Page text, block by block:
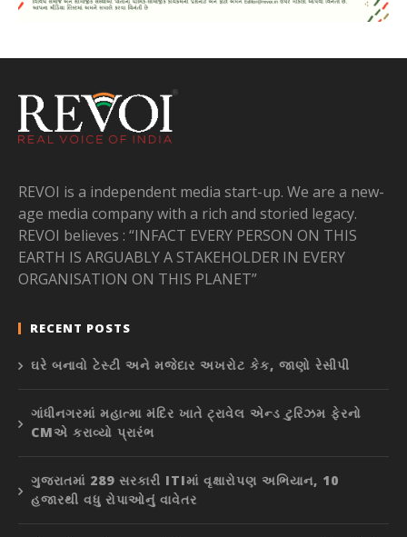
REVOI is a independent media start-up. We are a new-
age media company with a rich and storied legacy.
REVOI believes : “INFACT EVERY PERSON ON THIS
EARTH IS ARGUABLY A STAKEHOLDER IN EVERY
ORGANISATION ON THIS PLANET”
RECENT POSTS
ઘરે બનાવો ટેસ્ટી અને મજેદાર અખરોટ કેક, જાણો રેસીપી
ગાંધીનગરમાં મહાત્મા મંદિર ખાતે ટ્રાવેલ એન્ડ ટુરિઝમ ફેરનો
CMએ કરાવ્યો પ્રારંભ
ગુજરાતમાં 289 સરકારી ITIમાં વૃક્ષારોપણ અભિયાન, 10
હજારથી વધુ રોપાઓનું વાવેતર